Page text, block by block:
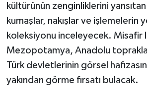
kültürünün zenginliklerini
kumaşlar, nakışlar ve işlemelerin
koleksiyonu inceleyecek. Misafir
Mezopotamya, Anadolu
Türk devletlerinin görsel
yakından görme fırsatı bulacak.